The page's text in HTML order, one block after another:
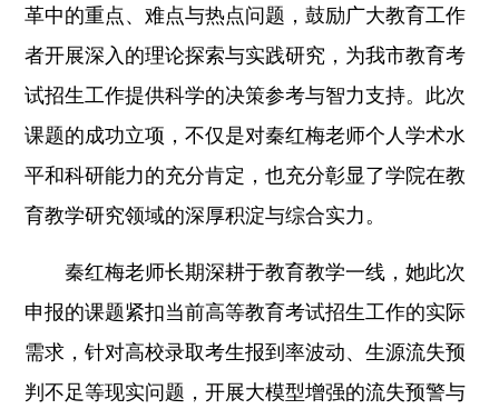
革中的重点、难点与热点问题，鼓励广大教育工作
者开展深入的理论探索与实践研究，为我市教育考
试招生工作提供科学的决策参考与智力支持。此次
课题的成功立项，不仅是对秦红梅老师个人学术水
平和科研能力的充分肯定，也充分彰显了学院在教
育教学研究领域的深厚积淀与综合实力。
秦红梅老师长期深耕于教育教学一线，她此次
申报的课题紧扣当前高等教育考试招生工作的实际
需求，针对高校录取考生报到率波动、生源流失预
判不足等现实问题，开展大模型增强的流失预警与